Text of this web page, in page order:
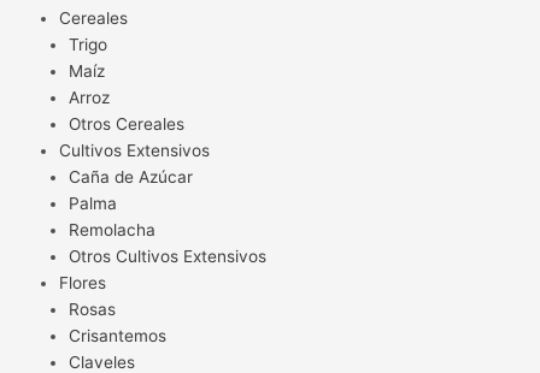
Cereales
Trigo
Maíz
Arroz
Otros Cereales
Cultivos Extensivos
Caña de Azúcar
Palma
Remolacha
Otros Cultivos Extensivos
Flores
Rosas
Crisantemos
Claveles